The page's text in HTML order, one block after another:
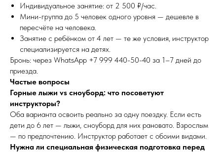
Индивидуальное занятие: от 2 500 ₽/час.
Мини-группа до 5 человек одного уровня — дешевле в
пересчёте на человека.
Занятие с ребёнком от 4 лет — те же условия, инструктор
специализируется на детях.
Бронь: через WhatsApp +7 999 440-50-40 за 1–7 дней до
приезда.
Частые вопросы
Горные лыжи vs сноуборд: что посоветуют
инструкторы?
Оба варианта освоить реально за одну поездку. Если есть
дети до 6 лет — лыжи, сноуборд для них рановато. Взрослым
— по предпочтению. Инструктор работает с обоими видами.
Нужна ли специальная физическая подготовка перед